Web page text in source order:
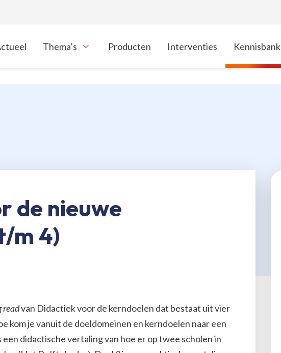
Thema’s
Toon onderliggende navigatie items
Producten Interventies Kennisbank
de nieuwe
m 4)
readvan Didactiek voor de kerndoelen dat bestaat uit vier
kom je vanuit de doeldomeinen en kerndoelen naar een
didactische vertaling van hoe er op twee scholen in